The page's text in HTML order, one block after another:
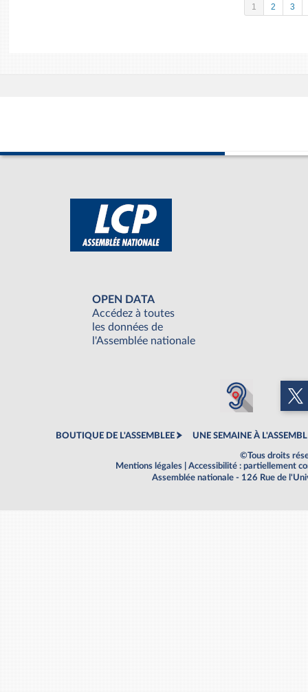
1 2 3
OPEN DATA
Accédez à toutes
les données de
l'Assemblée nationale
BOUTIQUE DE L'ASSEMBLEE UNE SEMAINE À
©Tous droits
Mentions légales
Accessibilité : partiellement
Assemblée nationale - 126 Rue de